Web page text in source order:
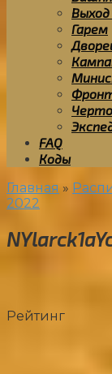
Выход
Гарем
FAQ
Коды
Главная »
2022
Рейтинг